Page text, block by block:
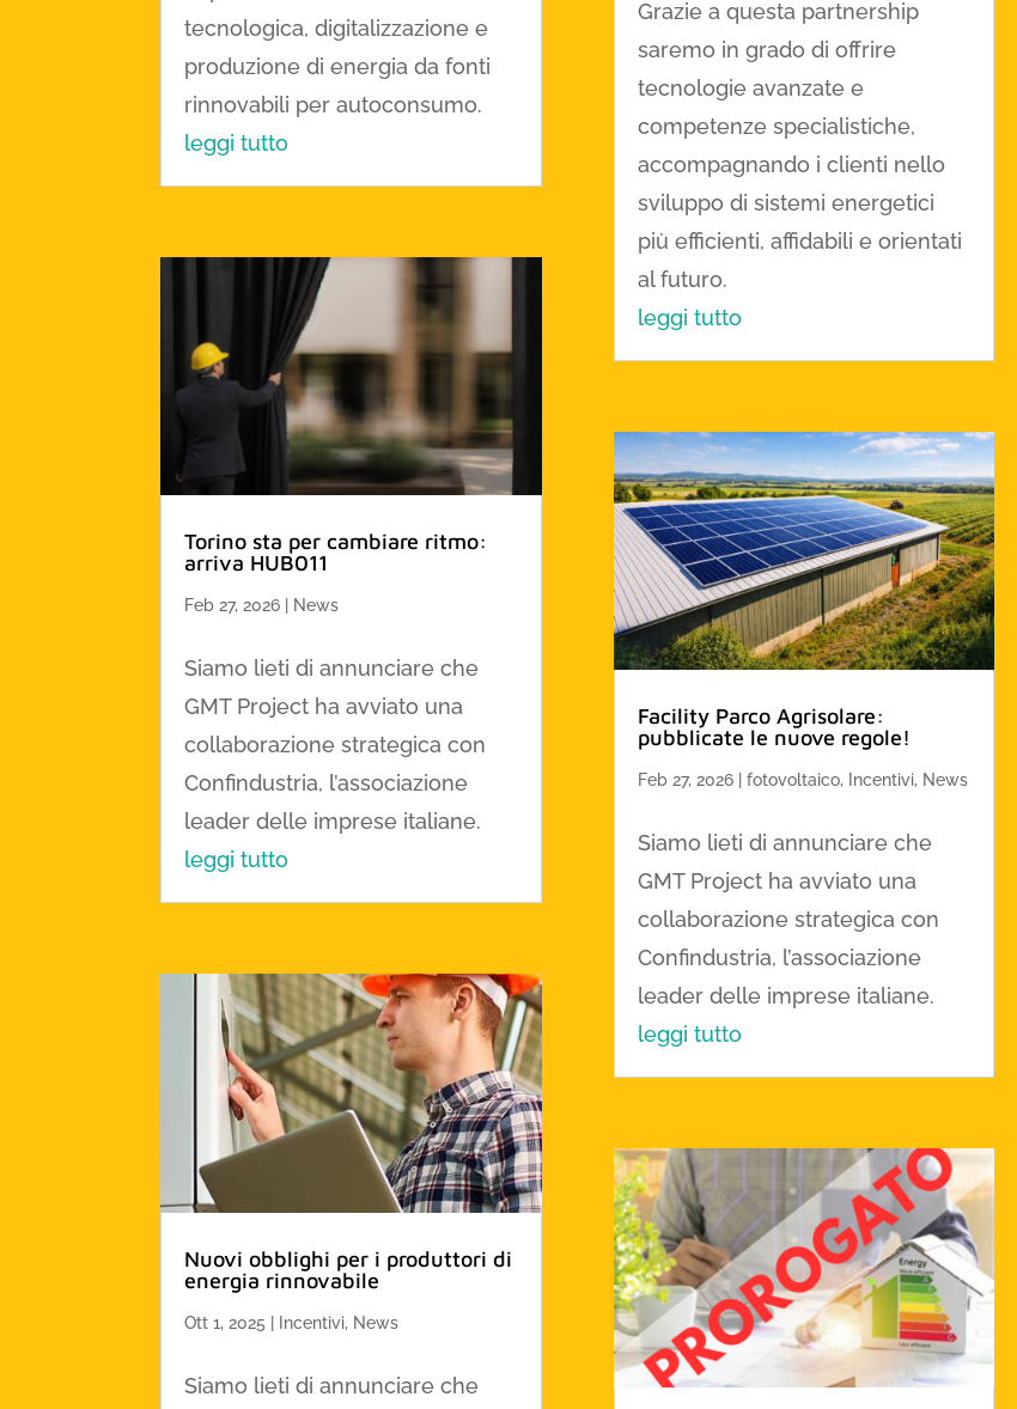
tecnologica, digitalizzazione e
produzione di energia da fonti
rinnovabili per autoconsumo.
leggi tutto
Torino sta per cambiare ritmo:
arriva HUB011
Feb 27, 2026 News
Siamo lieti di annunciare che
GMT Project ha avviato una
collaborazione strategica con
Confindustria, l’associazione
leader delle imprese italiane.
leggi tutto
Nuovi obblighi per i produttori di
energia rinnovabile
Ott 1, 2025 Incentivi, News
Siamo lieti di annunciare che
Grazie a questa partnership
saremo in grado di offrire
tecnologie avanzate e
competenze specialistiche,
accompagnando i clienti nello
sviluppo di sistemi energetici
più efficienti, affidabili e orientati
al futuro.
leggi tutto
Facility Parco Agrisolare:
pubblicate le nuove regole!
Feb 27, 2026| fotovoltaico, Incentivi, News
Siamo lieti di annunciare che
GMT Project ha avviato una
collaborazione strategica con
Confindustria, l’associazione
leader delle imprese italiane.
leggi tutto